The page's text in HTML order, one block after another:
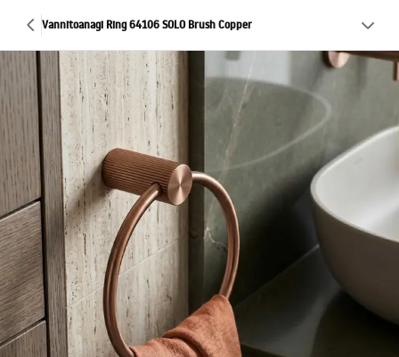
Vannitoanagi Ring 64106 SOLO Brush Copper